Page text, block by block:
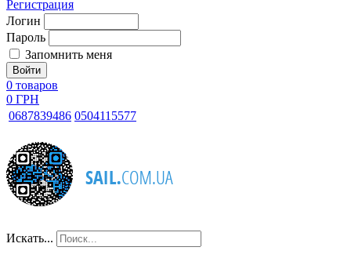
Регистрация
Логин
Пароль
Запомнить меня
0 товаров
0 ГРН
0687839486 0504115577
Искать...